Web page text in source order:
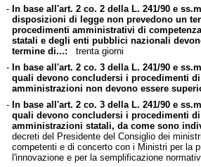
- In base all'art. 2 co. 2 della L. 241/90 e
disposizioni di legge non prevedono un
procedimenti amministrativi di
statali e degli enti pubblici nazionali
termine di...: trenta giorni
- In base all'art. 2 co. 3 della L. 241/90 e
quali devono concludersi i procedimenti
amministrazioni non devono essere
- In base all'art. 2 co. 3 della L. 241/90 e
quali devono concludersi i procedimenti
amministrazioni statali, da come sono
decreti del Presidente del Consiglio dei
competenti e di concerto con i Ministri per la
l'innovazione e per la semplificazione